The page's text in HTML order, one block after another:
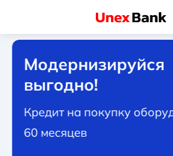
Модернизируйся
выгодно!
Кредит на покупку
60 месяцев